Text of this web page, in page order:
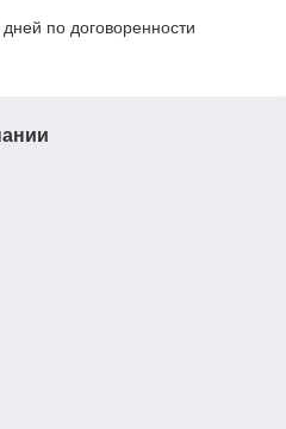
по договоренности